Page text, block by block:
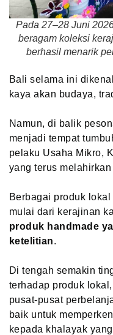
Pada 27–28 Juni
beragam koleksi
berhasil menarik
Bali selama ini
kaya akan budaya,
Namun, di balik
menjadi tempat
pelaku Usaha Mikro,
yang terus
Berbagai produk
mulai dari kerajinan
produk handmade
ketelitian.
Di tengah semakin
terhadap produk
pusat-pusat
baik untuk
kepada khalayak